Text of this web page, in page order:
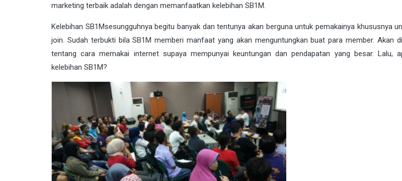
marketing terbaik adalah dengan memanfaatkan kelebihan SB1M
Kelebihan SB1Msesungguhnya begitu banyak dan tentunya akan berguna untuk pemakainya khususnya
join. Sudah terbukti bila SB1M memberi manfaat yang akan menguntungkan buat para member. Akan
tentang cara memakai internet supaya mempunyai keuntungan dan pendapatan yang besar. Lalu,
kelebihan SB1M?